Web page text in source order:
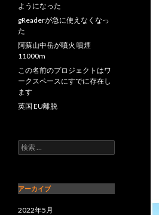
ようになった
gReaderが急に使えなくなっ
た
阿蘇山中岳が噴火 噴煙
11000m
この名前のプロジェクトはワ
ークスペースにすでに存在し
ます
英国 EU離脱
検索:
アーカイブ
2022年5月